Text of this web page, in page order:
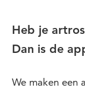
Heb je
Dan is de
We maken een